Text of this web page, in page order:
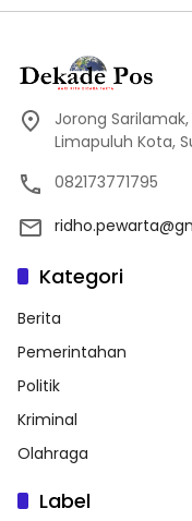
Jorong
Limapuluh Kota,
082173771795
Kategori
Berita
Pemerintahan
Politik
Kriminal
Olahraga
Label